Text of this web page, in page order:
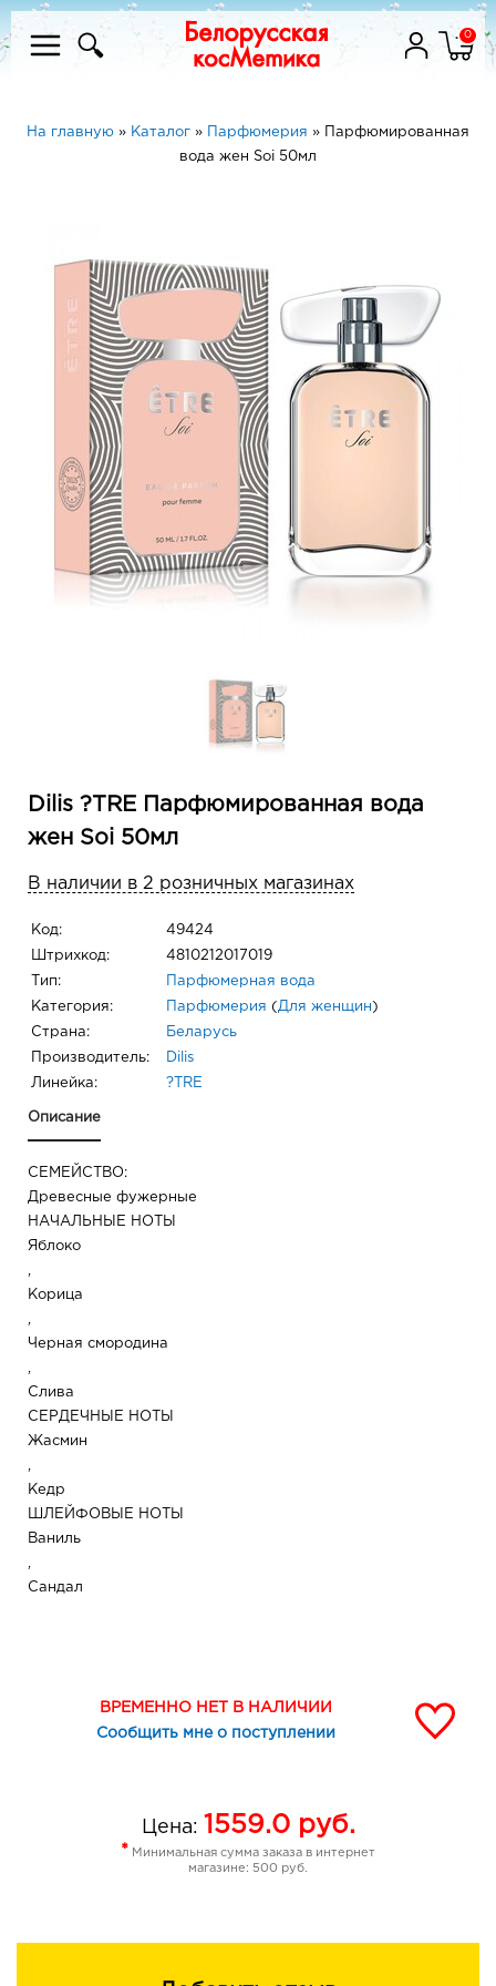
0
На главную » Каталог » Парфюмерия »
Парфюмированная
вода жен Soi 50мл
Dilis ?TRE Парфюмированная вода
жен Soi 50мл
В наличии в 2 розничных магазинах
Код: 49424
Штрихкод: 4810212017019
Тип: Парфюмерная вода
Категория: Парфюмерия ( Для женщин )
Страна: Беларусь
Производитель: Dilis
Линейка: ?TRE
Описание
СЕМЕЙСТВО:
Древесные фужерные
НАЧАЛЬНЫЕ НОТЫ
Яблоко
,
Корица
,
Черная смородина
,
Слива
СЕРДЕЧНЫЕ НОТЫ
Жасмин
,
Кедр
ШЛЕЙФОВЫЕ НОТЫ
Ваниль
,
Сандал
ВРЕМЕННО НЕТ В НАЛИЧИИ
Сообщить мне о поступлении
Цена: 1559.0руб.
* Минимальная сумма заказа в интернет
магазине: 500 руб.